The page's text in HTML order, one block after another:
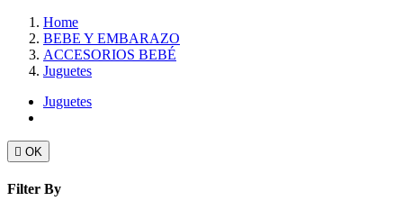
Home
BEBE Y EMBARAZO
ACCESORIOS BEBÉ
Juguetes
Juguetes
 OK
Filter By